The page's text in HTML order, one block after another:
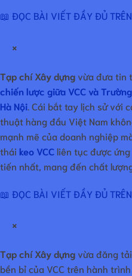
📖 ĐỌC BÀI VIẾT ĐẦY ĐỦ
×
Tạp chí Xây dựngvừa đưa tin
chiến lược giữa VCC và
Hà Nội . Cái bắt tay lịch sử với
thuật hàng đầu Việt Nam
mạnh mẽ của doanh nghiệp
thái keo VCC liên tục được
tiến nhất, mang đến chất
📖 ĐỌC BÀI VIẾT ĐẦY ĐỦ
×
Tạp chí Xây dựngvừa đăng
bền bỉ của VCC trên hành